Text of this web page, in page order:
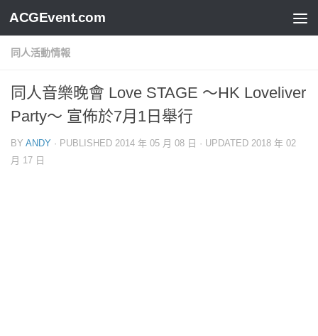
ACGEvent.com
同人活動情報
同人音樂晚會 Love STAGE ～HK Loveliver
Party～ 宣佈於7月1日舉行
BY ANDY · PUBLISHED 2014 年 05 月 08 日 · UPDATED 2018 年 02
月 17 日